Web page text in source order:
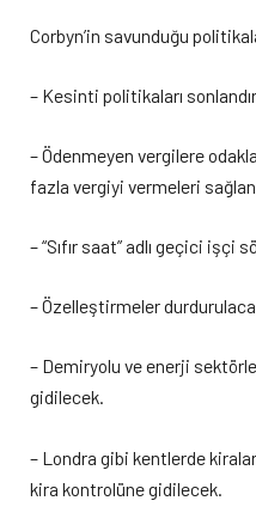
Corbyn’in savunduğu
– Kesinti politikaları
– Ödenmeyen vergilere
fazla vergiyi vermeleri
– “Sıfır saat” adlı geçici işçi
– Özelleştirmeler
– Demiryolu ve enerji
gidilecek.
– Londra gibi kentlerde
kira kontrolüne gidilecek.